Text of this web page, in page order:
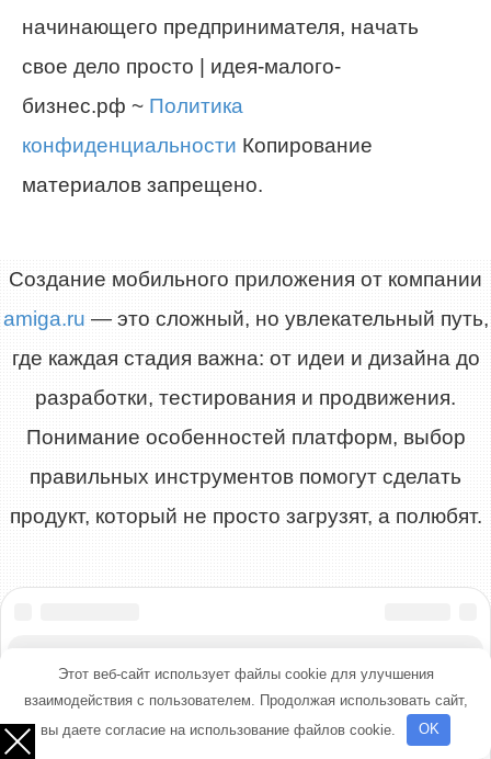
начинающего предпринимателя, начать
свое дело просто | идея-малого-
бизнес.рф ~ Политика
конфиденциальности Копирование
материалов запрещено.
Создание мобильного приложения от компании
amiga.ru — это сложный, но увлекательный путь,
где каждая стадия важна: от идеи и дизайна до
разработки, тестирования и продвижения.
Понимание особенностей платформ, выбор
правильных инструментов помогут сделать
продукт, который не просто загрузят, а полюбят.
Этот веб-сайт использует файлы cookie для улучшения
взаимодействия с пользователем. Продолжая использовать сайт,
вы даете согласие на использование файлов cookie.
OK